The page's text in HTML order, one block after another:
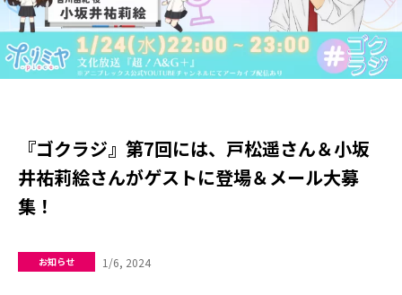
『ゴクラジ』第7回には、戸松遥さん＆小坂
井祐莉絵さんがゲストに登場＆メール大募
集！
お知らせ 1/6, 2024